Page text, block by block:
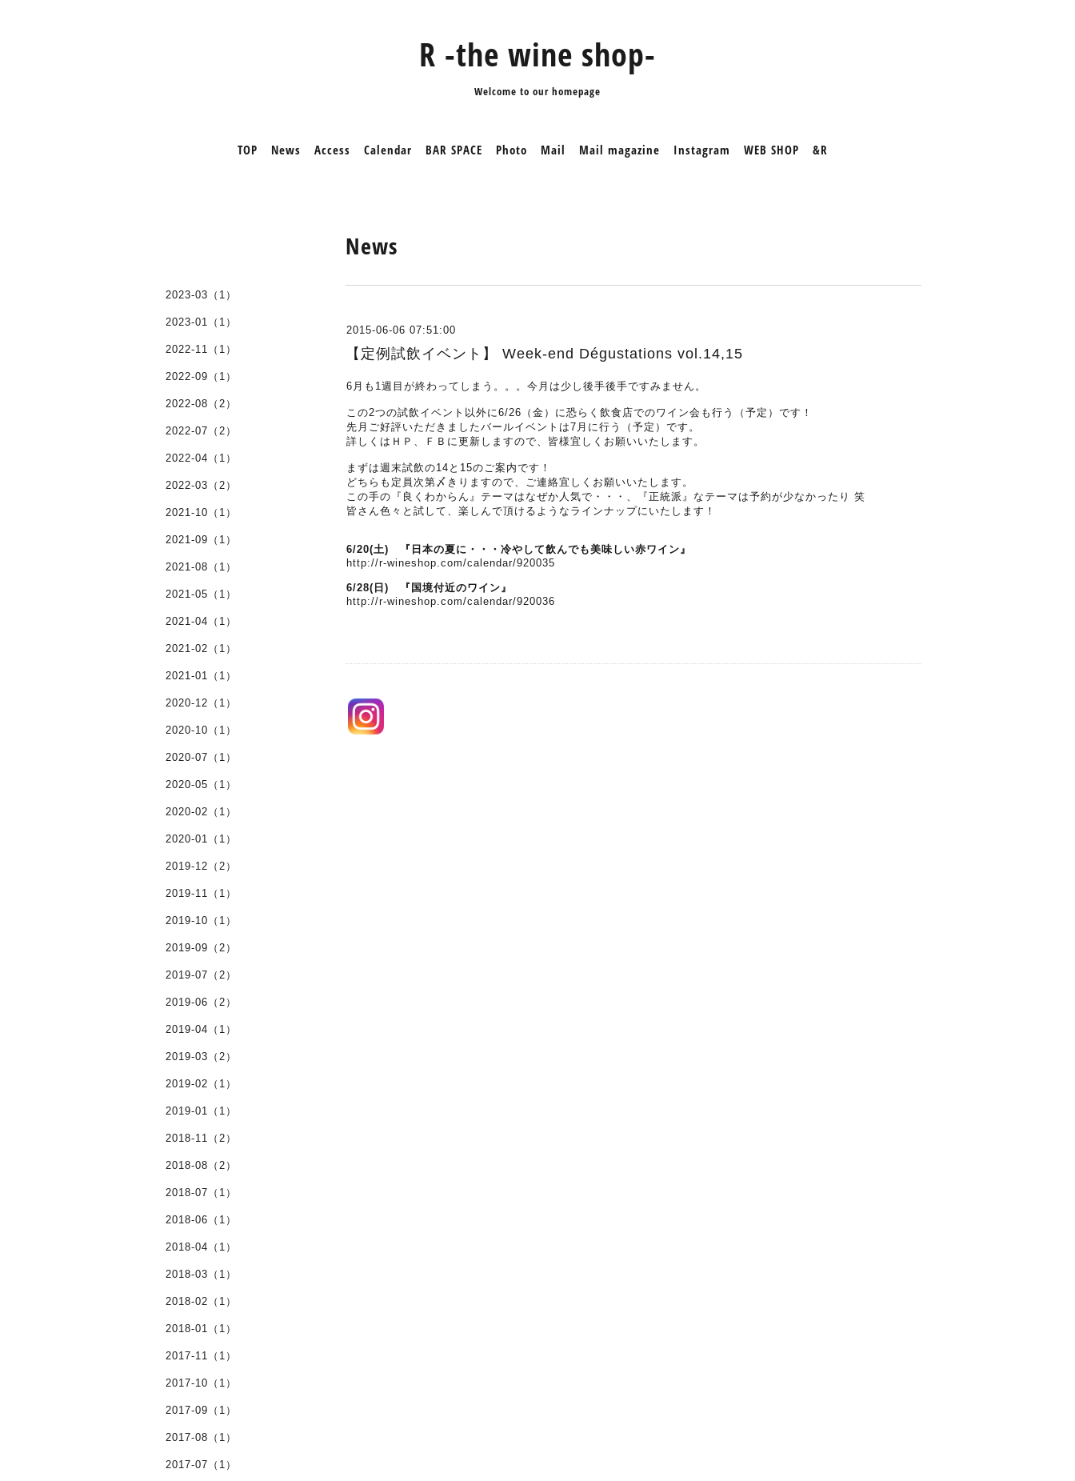
R -the wine shop-
Welcome to our homepage
TOP News Access Calendar BAR SPACE Photo Mail Mail magazine Instagram WEB SHOP &R
News
2015-06-06 07:51:00
【定例試飲イベント】 Week-end Dégustations vol.14,15
6月も1週目が終わってしまう。。。今月は少し後手後手ですみません。
この2つの試飲イベント以外に6/26（金）に恐らく飲食店でのワイン会も行う（予定）です！
先月ご好評いただきましたバールイベントは7月に行う（予定）です。
詳しくはＨＰ、ＦＢに更新しますので、皆様宜しくお願いいたします。
まずは週末試飲の14と15のご案内です！
どちらも定員次第〆きりますので、ご連絡宜しくお願いいたします。
この手の『良くわからん』テーマはなぜか人気で・・・、『正統派』なテーマは予約が少なかったり 笑
皆さん色々と試して、楽しんで頂けるようなラインナップにいたします！
6/20(土) 『日本の夏に・・・冷やして飲んでも美味しい赤ワイン』
http://r-wineshop.com/calendar/920035
6/28(日) 『国境付近のワイン』
http://r-wineshop.com/calendar/920036
2023-03（1）
2023-01（1）
2022-11（1）
2022-09（1）
2022-08（2）
2022-07（2）
2022-04（1）
2022-03（2）
2021-10（1）
2021-09（1）
2021-08（1）
2021-05（1）
2021-04（1）
2021-02（1）
2021-01（1）
2020-12（1）
2020-10（1）
2020-07（1）
2020-05（1）
2020-02（1）
2020-01（1）
2019-12（2）
2019-11（1）
2019-10（1）
2019-09（2）
2019-07（2）
2019-06（2）
2019-04（1）
2019-03（2）
2019-02（1）
2019-01（1）
2018-11（2）
2018-08（2）
2018-07（1）
2018-06（1）
2018-04（1）
2018-03（1）
2018-02（1）
2018-01（1）
2017-11（1）
2017-10（1）
2017-09（1）
2017-08（1）
2017-07（1）